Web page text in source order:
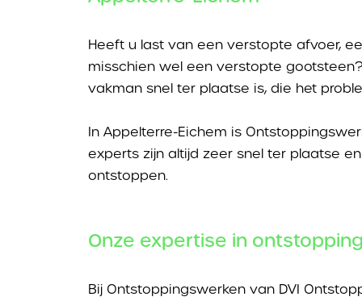
Heeft u last van een verstopte afvoer,
misschien wel een verstopte
vakman snel ter plaatse is, die het
In Appelterre-Eichem is
experts zijn altijd zeer snel ter plaatse
ontstoppen.
Onze expertise in ontstopping
Bij Ontstoppingswerken van DVI